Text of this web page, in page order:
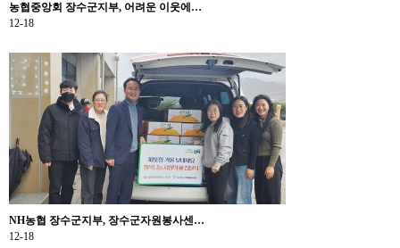
농협중앙회 장수군지부, 어려운 이웃에…
12-18
NH농협 장수군지부, 장수군자원봉사센…
12-18